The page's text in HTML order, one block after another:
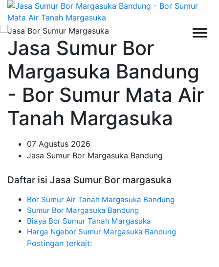
Jasa Sumur Bor
Margasuka Bandung
- Bor Sumur Mata Air
Tanah Margasuka
07 Agustus 2026
Jasa Sumur Bor Margasuka Bandung
Daftar isi Jasa Sumur Bor margasuka
Bor Sumur Air Tanah Margasuka Bandung
Sumur Bor Margasuka Bandung
Biaya Bor Sumur Tanah Margasuka
Harga Ngebor Sumur Margasuka Bandung
Postingan terkait: